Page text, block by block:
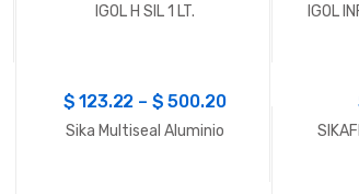
IGOL H SIL 1 LT. IGOL
$123.22 – $500.20
Sika Multiseal Aluminio